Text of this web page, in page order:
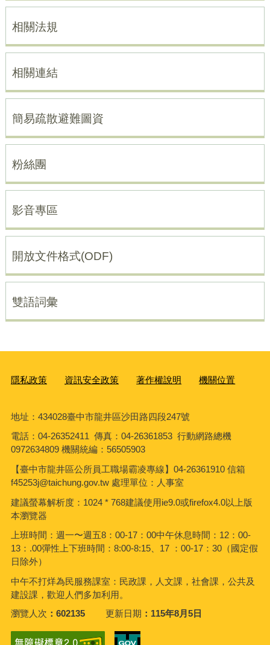
相關法規
相關連結
簡易疏散避難圖資
粉絲團
影音專區
開放文件格式(ODF)
雙語詞彙
隱私政策 資訊安全政策 著作權說明 機關位置
地址：434028臺中市龍井區沙田路四段247號
電話：04-26352411 傳真：04-26361853 行動網路總機
0972634809 機關統編：56505903
【臺中市龍井區公所員工職場霸凌專線】04-26361910 信箱
f45253j@taichung.gov.tw 處理單位：人事室
建議螢幕解析度：1024 * 768建議使用ie9.0或firefox4.0以上版
本瀏覽器
上班時間：週一〜週五8：00-17：00中午休息時間：12：00-
13：.00彈性上下班時間：8:00-8:15、17 ：00-17：30（國定假
日除外）
中午不打烊為民服務課室：民政課，人文課，社會課，公共及
建設課，歡迎人們多加利用。
瀏覽人次
602135 更新日期 115年8月5日